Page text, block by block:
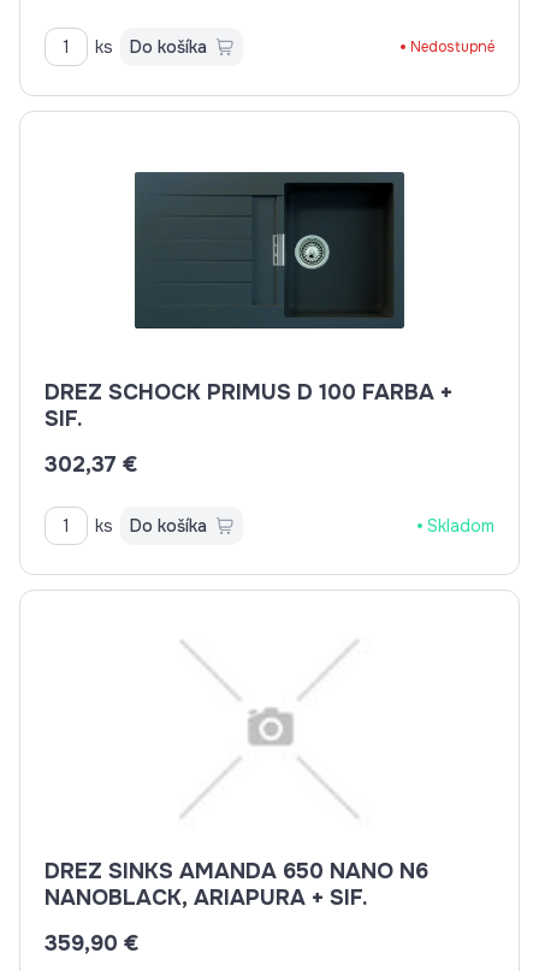
ks Do košíka Nedostupné
DREZ SCHOCK PRIMUS D 100 FARBA +
SIF.
302,37 €
ks Do košíka Skladom
DREZ SINKS AMANDA 650 NANO N6
NANOBLACK, ARIAPURA + SIF.
359,90 €